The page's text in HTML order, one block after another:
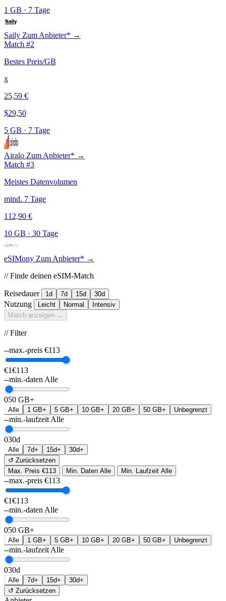
1 GB · 7 Tage
Saily Zum Anbieter* →
Match #2
Bestes Preis/GB
x
25,59 €
$29,50
5 GB · 7 Tage
Airalo Zum Anbieter* →
Match #3
Meistes Datenvolumen
mind. 7 Tage
112,90 €
10 GB · 30 Tage
eSIMony Zum Anbieter* →
// Finde deinen eSIM-Match
Reisedauer 1d 7d 15d 30d
Nutzung Leicht Normal
Intensiv
Match anzeigen →
// Filter
--max.-preis €113
€1€113
--min.-daten Alle
050 GB+
Alle 1 GB+ 5 GB+ 10 GB+ 20 GB+ 50 GB+ Unbegrenzt
--min.-laufzeit Alle
030d
Alle 7d+ 15d+
30d+
↺ Zurücksetzen
Max. Preis €113 Min. Daten Alle Min. Laufzeit Alle
--max.-preis €113
€1€113
--min.-daten Alle
050 GB+
Alle 1 GB+ 5 GB+ 10 GB+ 20 GB+ 50 GB+ Unbegrenzt
--min.-laufzeit Alle
030d
Alle 7d+ 15d+
30d+
↺ Zurücksetzen